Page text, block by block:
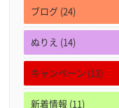
ブログ (24)
ぬりえ (14)
キャンペーン (13)
新着情報 (11)